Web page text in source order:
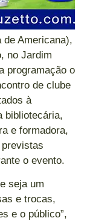
Americana),
no Jardim
programação o
de clube
à
bibliotecária,
e formadora,
o evento.
seja um
e trocas,
e o público”,